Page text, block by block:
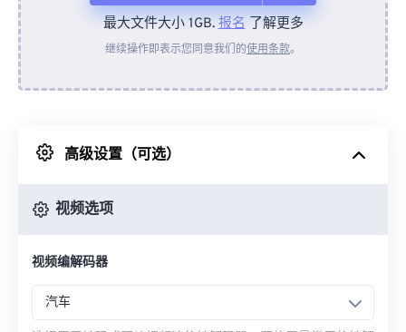
从设备
来自 Google Drive
最大文件大小 1GB.报名了解更多
继续操作即表示您同意我们的使用条款。
高级设置（可选）
视频选项
视频编解码器
汽车